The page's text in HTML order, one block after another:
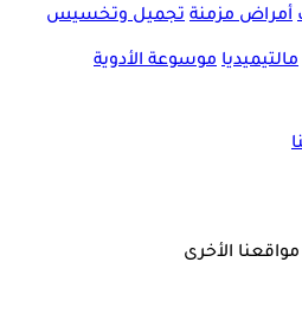
أمراض مزمنة تجميل وتخسيس
مالتيميديا موسوعة الأدوية
مواقعنا الأخرى